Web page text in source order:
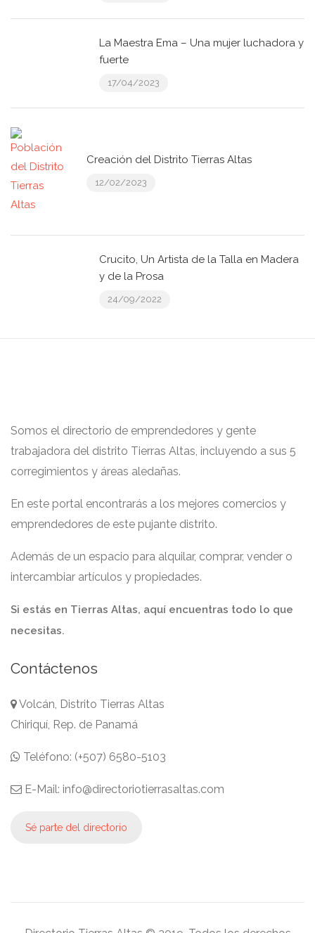
La Maestra Ema – Una mujer luchadora y
fuerte
17/04/2023
Creación del Distrito Tierras Altas
12/02/2023
Crucito, Un Artista de la Talla en Madera
y de la Prosa
24/09/2022
Somos el directorio de emprendedores y gente
trabajadora del distrito Tierras Altas, incluyendo a sus 5
corregimientos y áreas aledañas.
En este portal encontrarás a los mejores comercios y
emprendedores de este pujante distrito.
Además de un espacio para alquilar, comprar, vender o
intercambiar artículos y propiedades.
Si estás en Tierras Altas, aquí encuentras todo lo que
necesitas.
Contáctenos
Volcán, Distrito Tierras Altas
Chiriquí, Rep. de Panamá
Teléfono: (+507) 6580-5103
E-Mail: info@directoriotierrasaltas.com
Sé parte del directorio